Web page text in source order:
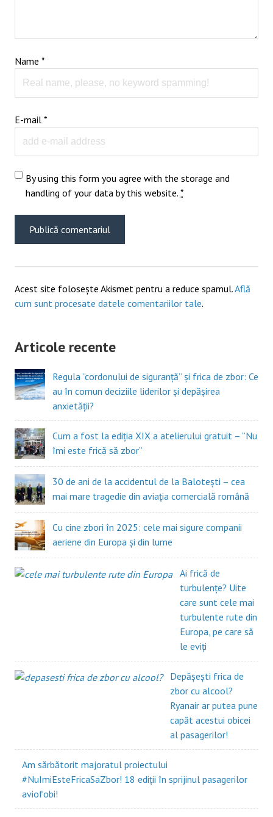
Name *
E-mail *
By using this form you agree with the storage and
handling of your data by this website. *
Acest site folosește Akismet pentru a reduce spamul.Află
cum sunt procesate datele comentariilor tale.
Articole recente
Regula “cordonului de siguranță” și frica de zbor: Ce
au în comun deciziile liderilor și depășirea
anxietății?
Cum a fost la ediția XIX a atelierului gratuit – ”Nu
îmi este frică să zbor”
30 de ani de la accidentul de la Balotești – cea
mai mare tragedie din aviația comercială română
Cu cine zbori în 2025: cele mai sigure companii
aeriene din Europa și din lume
Ai frică de
turbulențe? Uite
care sunt cele mai
turbulente rute din
Europa, pe care să
le eviți
Depășești frica de
zbor cu alcool?
Ryanair ar putea pune
capăt acestui obicei
al pasagerilor!
Am sărbătorit majoratul proiectului
#NuImiEsteFricaSaZbor! 18 ediții în sprijinul pasagerilor
aviofobi!